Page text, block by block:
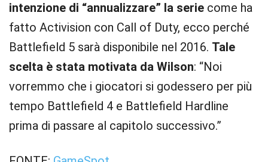
intenzione di “annualizzare” la serie come ha
fatto Activision con Call of Duty, ecco perché
Battlefield 5 sarà disponibile nel 2016. Tale
scelta è stata motivata da Wilson: “Noi
vorremmo che i giocatori si godessero per più
tempo Battlefield 4 e Battlefield Hardline
prima di passare al capitolo successivo.”